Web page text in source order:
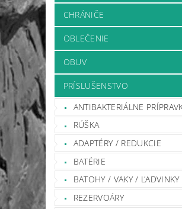
CHRÁNIČE
OBLEČENIE
OBUV
PRÍSLUŠENSTVO
ANTIBAKTERIÁLNE
RÚŠKA
ADAPTÉRY / REDUKCIE
BATÉRIE
BATOHY / VAKY / ĽADVINKY
REZERVOÁRY